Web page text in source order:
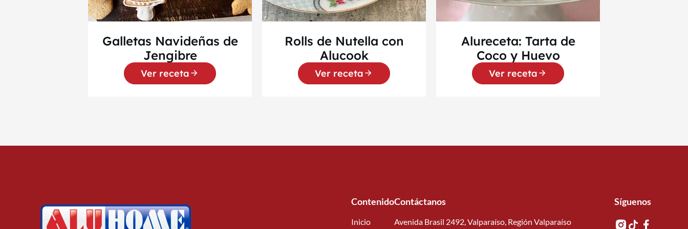
Galletas Navideñas de
Jengibre
Ver receta
Rolls de Nutella con
Alucook
Ver receta
Alureceta: Tarta de
Coco y Huevo
Ver receta
Contenido
Inicio
Contáctanos
Avenida Brasil 2492, Valparaíso, Región Valparaíso
Síguenos